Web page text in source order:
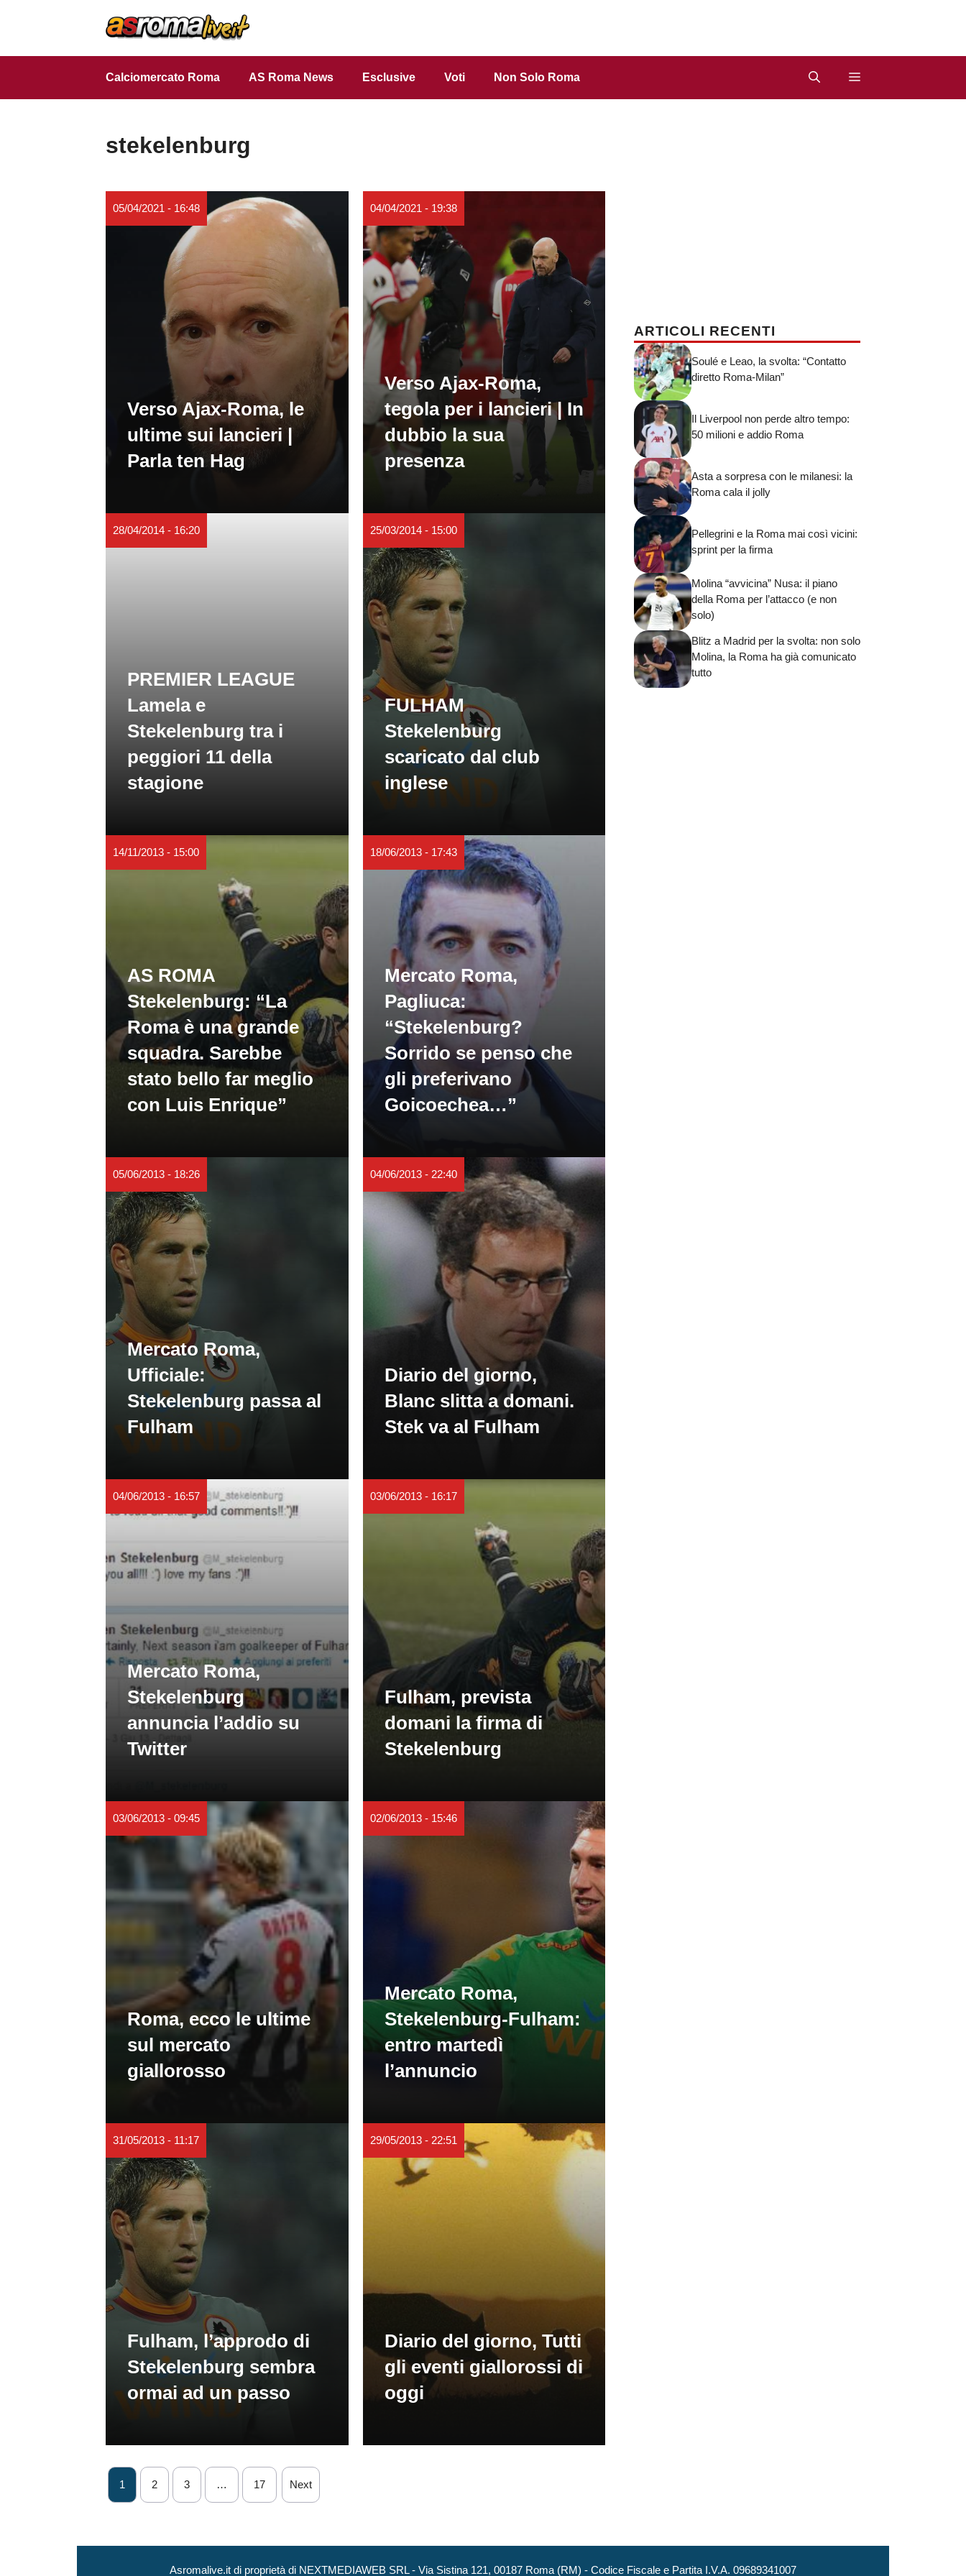
Calciomercato Roma AS Roma News Esclusive Voti Non Solo Roma
stekelenburg
05/04/2021 - 16:48
Verso Ajax-Roma, le
ultime sui lancieri |
Parla ten Hag
04/04/2021 - 19:38
Verso Ajax-Roma,
tegola per i lancieri | In
dubbio la sua
presenza
28/04/2014 - 16:20
PREMIER LEAGUE
Lamela e
Stekelenburg tra i
peggiori 11 della
stagione
25/03/2014 - 15:00
FULHAM
Stekelenburg
scaricato dal club
inglese
14/11/2013 - 15:00
AS ROMA
Stekelenburg: “La
Roma è una grande
squadra. Sarebbe
stato bello far meglio
con Luis Enrique”
18/06/2013 - 17:43
Mercato Roma,
Pagliuca:
“Stekelenburg?
Sorrido se penso che
gli preferivano
Goicoechea…”
05/06/2013 - 18:26
Mercato Roma,
Ufficiale:
Stekelenburg passa al
Fulham
04/06/2013 - 22:40
Diario del giorno,
Blanc slitta a domani.
Stek va al Fulham
04/06/2013 - 16:57
Mercato Roma,
Stekelenburg
annuncia l’addio su
Twitter
03/06/2013 - 16:17
Fulham, prevista
domani la firma di
Stekelenburg
03/06/2013 - 09:45
Roma, ecco le ultime
sul mercato
giallorosso
02/06/2013 - 15:46
Mercato Roma,
Stekelenburg-Fulham:
entro martedì
l’annuncio
31/05/2013 - 11:17
Fulham, l’approdo di
Stekelenburg sembra
ormai ad un passo
29/05/2013 - 22:51
Diario del giorno, Tutti
gli eventi giallorossi di
oggi
1 2 3 … 17 Next
ARTICOLI RECENTI
Soulé e Leao, la svolta: “Contatto
diretto Roma-Milan”
Il Liverpool non perde altro tempo:
50 milioni e addio Roma
Asta a sorpresa con le milanesi: la
Roma cala il jolly
Pellegrini e la Roma mai così vicini:
sprint per la firma
Molina “avvicina” Nusa: il piano
della Roma per l’attacco (e non
solo)
Blitz a Madrid per la svolta: non solo
Molina, la Roma ha già comunicato
tutto
Asromalive.it di proprietà di NEXTMEDIAWEB SRL - Via Sistina 121, 00187 Roma (RM) - Codice Fiscale e Partita I.V.A. 09689341007